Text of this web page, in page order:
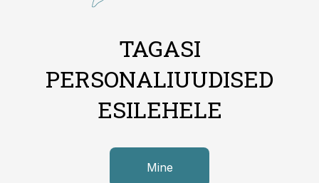
TAGASI
PERSONALIUUDISED
ESILEHELE
Mine